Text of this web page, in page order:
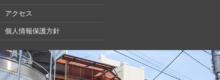
アクセス
個人情報保護方針